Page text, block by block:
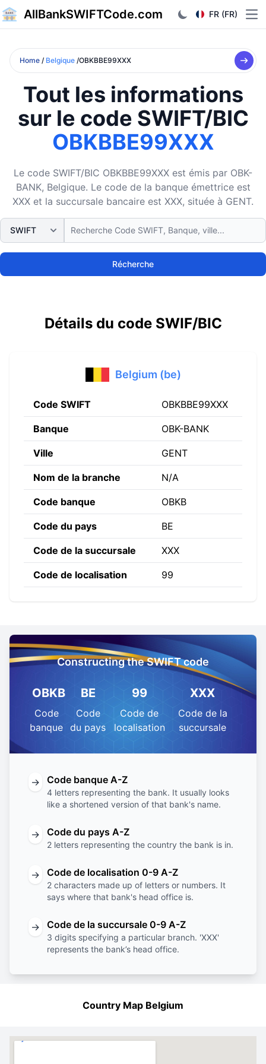
AllBankSWIFTCode.com FR (FR)
Home / Belgique /OBKBBE99XXX
Tout les informations
sur le code SWIFT/BIC
OBKBBE99XXX
Le code SWIFT/BIC OBKBBE99XXX est émis par OBK-
BANK, Belgique. Le code de la banque émettrice est
XXX et la succursale bancaire est XXX, située à GENT.
Récherche
Détails du code SWIF/BIC
Belgium (be)
Code SWIFT OBKBBE99XXX
Banque OBK-BANK
Ville GENT
Nom de la branche N/A
Code banque OBKB
Code du pays BE
Code de la succursale XXX
Code de localisation 99
Constructing the SWIFT code
OBKB
Code
banque
BE
Code
du pays
99
Code de
localisation
XXX
Code de la
succursale
→ Code banque A-Z
4 letters representing the bank. It usually looks
like a shortened version of that bank's name.
→ Code du pays A-Z
2 letters representing the country the bank is in.
→ Code de localisation 0-9 A-Z
2 characters made up of letters or numbers. It
says where that bank's head office is.
→ Code de la succursale 0-9 A-Z
3 digits specifying a particular branch. 'XXX'
represents the bank’s head office.
Country Map Belgium